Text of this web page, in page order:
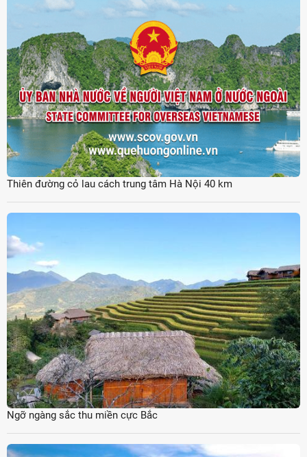
Thiên đường cỏ lau cách trung tâm Hà Nội 40 km
Ngỡ ngàng sắc thu miền cực Bắc